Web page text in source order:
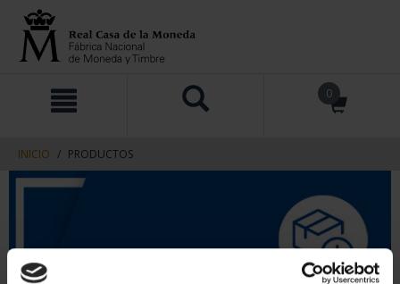
contenido
navegacin
0
INICIO PRODUCTOS